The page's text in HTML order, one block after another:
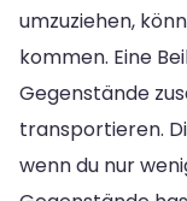
umzuziehen,
kommen. Eine
Gegenstände
transportieren.
wenn du nur